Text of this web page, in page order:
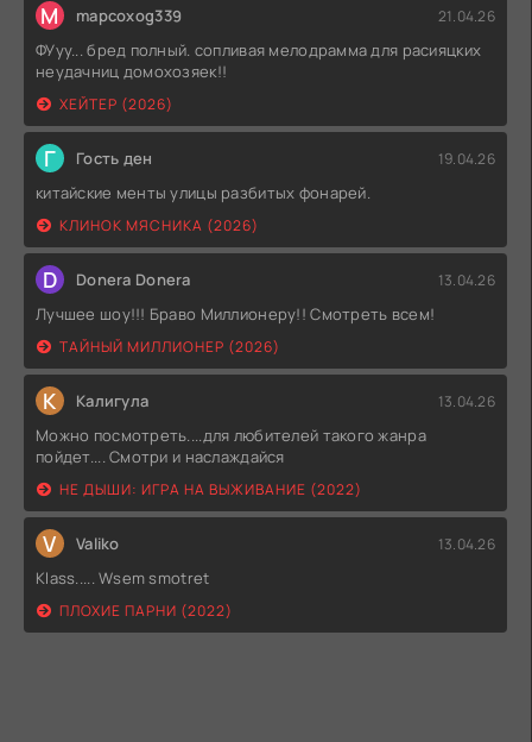
M mapcoxog339 21.04.26
ФУуу... бред полный. сопливая мелодрамма для расияцких
неудачниц домохозяек!!
ХЕЙТЕР (2026)
Г Гость ден 19.04.26
китайские менты улицы разбитых фонарей.
КЛИНОК МЯСНИКА (2026)
D Donera Donera 13.04.26
Лучшее шоу!!! Браво Миллионеру!! Смотреть всем!
ТАЙНЫЙ МИЛЛИОНЕР (2026)
К Калигула 13.04.26
Можно посмотреть....для любителей такого жанра
пойдет.... Смотри и наслаждайся
НЕ ДЫШИ: ИГРА НА ВЫЖИВАНИЕ (2022)
V Valiko 13.04.26
Klass..... Wsem smotret
ПЛОХИЕ ПАРНИ (2022)